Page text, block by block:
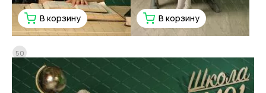
В корзину В корзину
50